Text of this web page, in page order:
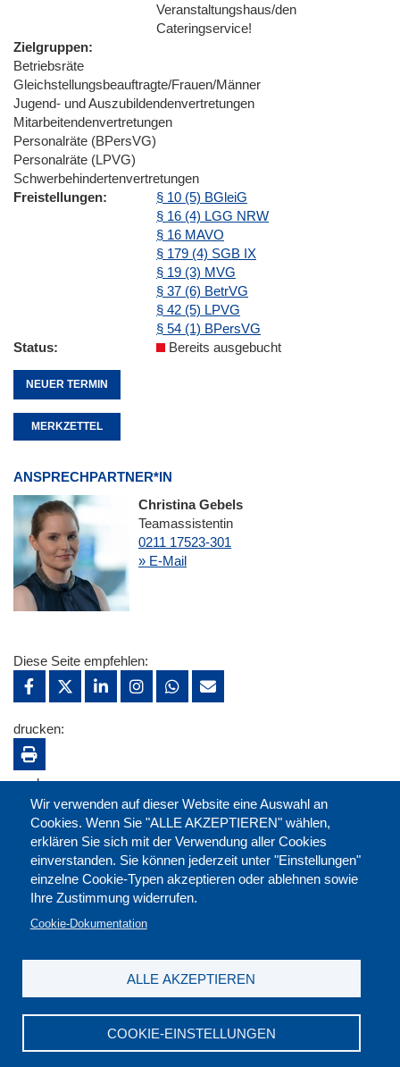
Veranstaltungshaus/den
Cateringservice!
Zielgruppen
Betriebsräte
Gleichstellungsbeauftragte/Frauen/Männer
Jugend- und Auszubildendenvertretungen
Mitarbeitendenvertretungen
Personalräte (BPersVG)
Personalräte (LPVG)
Schwerbehindertenvertretungen
Freistellungen
§ 10 (5) BGleiG
§ 16 (4) LGG NRW
§ 16 MAVO
§ 179 (4) SGB IX
§ 19 (3) MVG
§ 37 (6) BetrVG
§ 42 (5) LPVG
§ 54 (1) BPersVG
Status
Bereits ausgebucht
NEUER TERMIN
MERKZETTEL
ANSPRECHPARTNER*IN
Christina Gebels
Teamassistentin
0211 17523-301
» E-Mail
Wir verwenden auf dieser Website eine Auswahl an
Cookies. Wenn Sie "ALLE AKZEPTIEREN" wählen,
erklären Sie sich mit der Verwendung aller Cookies
einverstanden. Sie können jederzeit unter "Einstellungen"
einzelne Cookie-Typen akzeptieren oder ablehnen sowie
Ihre Zustimmung widerrufen.
Cookie-Dokumentation
COOKIE-EINSTELLUNGEN
ALLE AKZEPTIEREN
Diese Seite empfehlen:
drucken:
merken:
DGB-Bildungswerk NRW e.V. © 2026